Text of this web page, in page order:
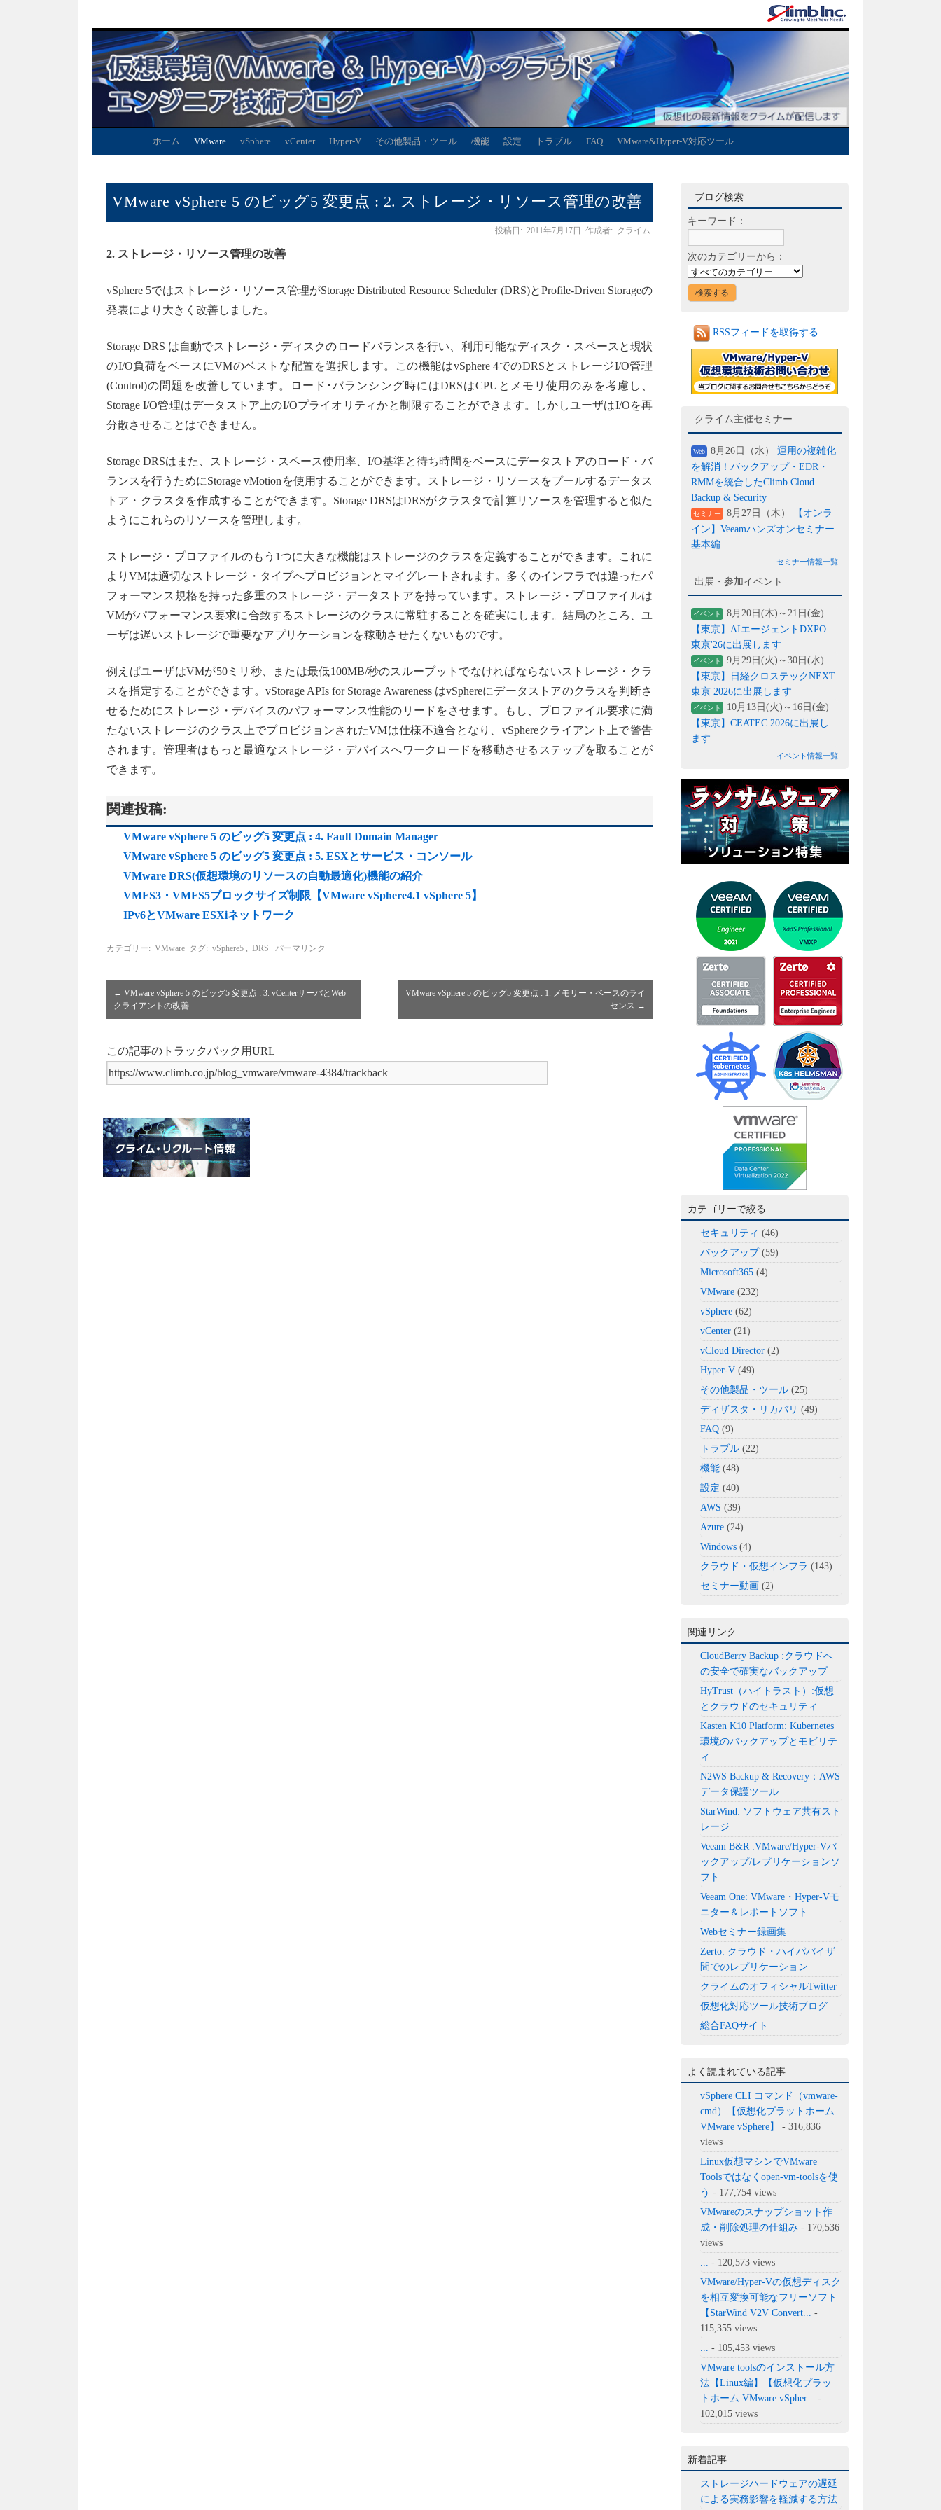
ホーム VMware vSphere vCenter Hyper-V その他製品・ツール 機能 設定 トラブル FAQ VMware&Hyper-V対応ツール
VMware vSphere 5 のビッグ5 変更点 : 2. ストレージ・リソース管理の改善
投稿日: 2011年7月17日 作成者: クライム
2. ストレージ・リソース管理の改善
vSphere 5ではストレージ・リソース管理がStorage Distributed Resource Scheduler (DRS)とProfile-Driven Storageの
発表により大きく改善しました。
Storage DRS は自動でストレージ・ディスクのロードバランスを行い、利用可能なディスク・スペースと現状
のI/O負荷をベースにVMのベストな配置を選択します。この機能はvSphere 4でのDRSとストレージI/O管理
(Control)の問題を改善しています。ロード･バランシング時にはDRSはCPUとメモリ使用のみを考慮し、
Storage I/O管理はデータストア上のI/Oプライオリティかと制限することができます。しかしユーザはI/Oを再
分散させることはできません。
Storage DRSはまた、ストレージ・スペース使用率、I/O基準と待ち時間をベースにデータストアのロード・バ
ランスを行うためにStorage vMotionを使用することができます。ストレージ・リソースをプールするデータス
トア・クラスタを作成することができます。Storage DRSはDRSがクラスタで計算リソースを管理すると似た
ようにこれらのリソースを管理します。
ストレージ・プロファイルのもう1つに大きな機能はストレージのクラスを定義することができます。これに
よりVMは適切なストレージ・タイプへプロビジョンとマイグレートされます。多くのインフラでは違ったパ
フォーマンス規格を持った多重のストレージ・データストアを持っています。ストレージ・プロファイルは
VMがパフォーマンス要求に合致するストレージのクラスに常駐することを確実にします。結局のところ、ユ
ーザは遅いストレージで重要なアプリケーションを稼動させたくないものです。
例えばユーザはVMが50ミリ秒、または最低100MB/秒のスループットでなければならないストレージ・クラ
スを指定することができます。vStorage APIs for Storage Awareness はvSphereにデータストアのクラスを判断さ
せるためにストレージ・デバイスのパフォーマンス性能のリードをさせます。もし、プロファイル要求に満
たないストレージのクラス上でプロビジョンされたVMは仕様不適合となり、vSphereクライアント上で警告
されます。管理者はもっと最適なストレージ・デバイスへワークロードを移動させるステップを取ることが
できます。
関連投稿:
VMware vSphere 5 のビッグ5 変更点 : 4. Fault Domain Manager
VMware vSphere 5 のビッグ5 変更点 : 5. ESXとサービス・コンソール
VMware DRS(仮想環境のリソースの自動最適化)機能の紹介
VMFS3・VMFS5ブロックサイズ制限【VMware vSphere4.1 vSphere 5】
IPv6とVMware ESXiネットワーク
カテゴリー: VMware タグ: vSphere5 , DRS パーマリンク
← VMware vSphere 5 のビッグ5 変更点 : 3. vCenterサーバとWeb
クライアントの改善
VMware vSphere 5 のビッグ5 変更点 : 1. メモリー・ベースのライ
センス →
この記事のトラックバック用URL
ブログ検索
キーワード：
次のカテゴリーから：
RSSフィードを取得する
クライム主催セミナー
Web 8月26日（水） 運用の複雑化
を解消！バックアップ・EDR・
RMMを統合したClimb Cloud
Backup & Security
セミナー 8月27日（木）
【オンラ
イン】Veeamハンズオンセミナー
基本編
セミナー情報一覧
出展・参加イベント
イベント
8月20日(木)～21日(金)
【東京】AIエージェントDXPO
東京'26に出展します
イベント
9月29日(火)～30日(水)
【東京】日経クロステックNEXT
東京 2026に出展します
イベント
10月13日(火)～16日(金)
【東京】CEATEC 2026に出展し
ます
イベント情報一覧
カテゴリーで絞る
セキュリティ (46)
バックアップ(59)
Microsoft365 (4)
VMware (232)
vSphere (62)
vCenter (21)
vCloud Director (2)
Hyper-V (49)
その他製品・ツール (25)
ディザスタ・リカバリ (49)
FAQ (9)
トラブル (22)
機能 (48)
設定 (40)
AWS (39)
Azure (24)
Windows (4)
クラウド・仮想インフラ (143)
セミナー動画 (2)
関連リンク
CloudBerry Backup :クラウドへ
の安全で確実なバックアップ
HyTrust（ハイトラスト）:仮想
とクラウドのセキュリティ
Kasten K10 Platform: Kubernetes
環境のバックアップとモビリテ
ィ
N2WS Backup & Recovery：AWS
データ保護ツール
StarWind: ソフトウェア共有スト
レージ
Veeam B&R :VMware/Hyper-Vバ
ックアップ/レプリケーションソ
フト
Veeam One: VMware・Hyper-Vモ
ニター＆レポートソフト
Webセミナー録画集
Zerto: クラウド・ハイパバイザ
間でのレプリケーション
クライムのオフィシャルTwitter
仮想化対応ツール技術ブログ
総合FAQサイト
よく読まれている記事
vSphere CLI コマンド（vmware-
cmd）【仮想化プラットホーム
VMware vSphere】
- 316,836
views
Linux仮想マシンでVMware
Toolsではなくopen-vm-toolsを使
う - 177,754 views
VMwareのスナップショット作
成・削除処理の仕組み - 170,536
views
- 120,573 views
VMware/Hyper-Vの仮想ディスク
を相互変換可能なフリーソフト
【StarWind V2V Convert...
-
115,355 views
- 105,453 views
VMware toolsのインストール方
法【Linux編】【仮想化プラッ
トホーム VMware vSpher...
-
102,015 views
新着記事
ストレージハードウェアの遅延
による実務影響を軽減する方法